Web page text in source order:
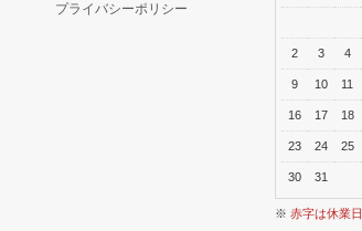
プライバシーポリシー
2 3 4
9 10 11
16 17 18
23 24 25
30 31
※ 赤字は休業日